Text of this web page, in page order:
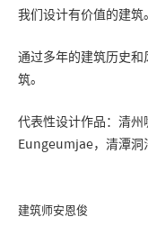
我们设计有价值的建筑。
通过多年的建筑历史
筑。
代表性设计作品：清
Eungeumjae，清潭洞
建筑师安恩俊